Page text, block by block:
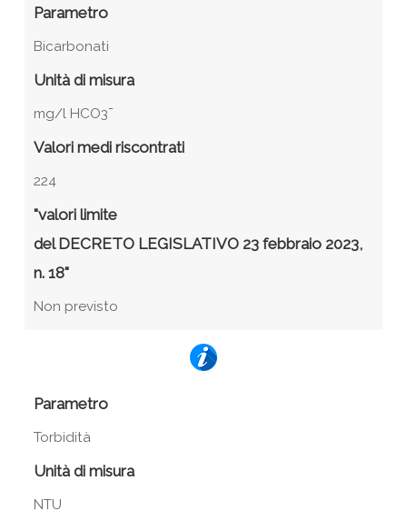
Parametro
Bicarbonati
Unità di misura
mg/l HCO3¯
Valori medi riscontrati
224
"valori limite
del DECRETO LEGISLATIVO 23 febbraio 2023,
n. 18"
Non previsto
Parametro
Torbidità
Unità di misura
NTU